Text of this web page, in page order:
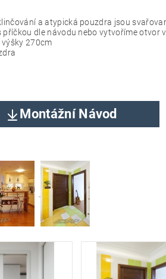
a atypická pouzdra jsou
dle návodu nebo vytvoříme otvor
270cm
Montážní Návod